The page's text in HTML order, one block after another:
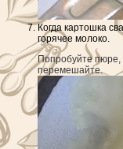
Когда картошка
горячее молоко.
Попробуйте пюре,
перемешайте.